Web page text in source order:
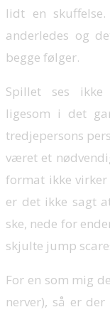
lidt en
anderledes og
begge følger.
Spillet ses
ligesom i det
tredjepersons
været et
format ikke
er det ikke sagt
ske, nede for
skjulte jump
For en som mig
nerver), så er